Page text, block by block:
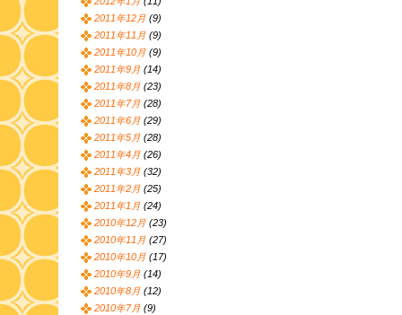
2011年12月 (9)
2011年11月 (9)
2011年10月 (9)
2011年9月 (14)
2011年8月 (23)
2011年7月 (28)
2011年6月 (29)
2011年5月 (28)
2011年4月 (26)
2011年3月 (32)
2011年2月 (25)
2011年1月 (24)
2010年12月 (23)
2010年11月 (27)
2010年10月 (17)
2010年9月 (14)
2010年8月 (12)
2010年7月 (9)